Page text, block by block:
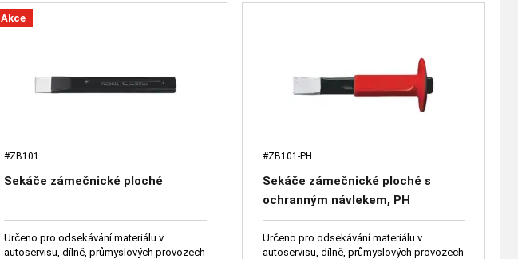
Akce
#ZB101
Sekáče zámečnické ploché
Určeno pro odsekávání materiálu v
autoservisu, dílně, průmyslových provozech
#ZB101-PH
Sekáče zámečnické ploché s
ochranným návlekem, PH
Určeno pro odsekávání materiálu v
autoservisu, dílně, průmyslových provozech